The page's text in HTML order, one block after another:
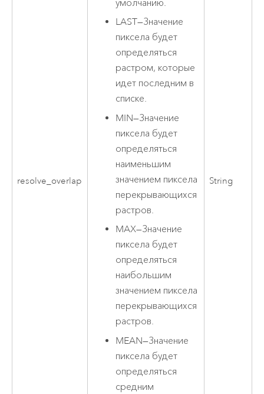
resolve_overlap
умолчанию.
LAST—Значение
пиксела будет
определяться
растром, которые
идет последним в
списке.
MIN—Значение
пиксела будет
определяться
наименьшим
значением пиксела
перекрывающихся
растров.
MAX—Значение
пиксела будет
определяться
наибольшим
значением пиксела
перекрывающихся
растров.
MEAN—Значение
пиксела будет
определяться
средним
String